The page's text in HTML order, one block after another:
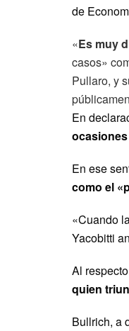
de
«Es muy
casos»
Pullaro, y
En
En ese
como el
«Cuando
Yacobitti
Al
quien
Bullrich, a